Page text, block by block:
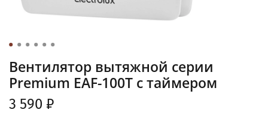
Вентилятор вытяжной серии
Premium EAF-100T с таймером
3 590 ₽